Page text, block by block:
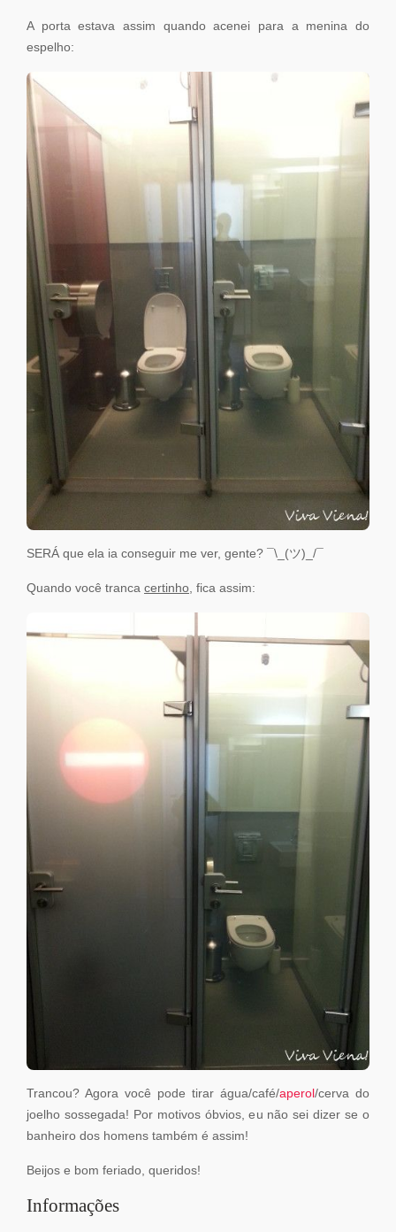
A porta estava assim quando acenei para a menina do
espelho:
SERÁ que ela ia conseguir me ver, gente? ¯\_(ツ)_/¯
Quando você tranca certinho , fica assim:
Trancou? Agora você pode tirar água/café/aperol /cerva do
joelho sossegada! Por motivos óbvios, eu não sei dizer se o
banheiro dos homens também é assim!
Beijos e bom feriado, queridos!
Informações